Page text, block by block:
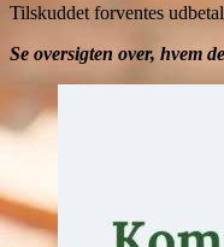
Tilskuddet forventes
Se oversigten over, hvem